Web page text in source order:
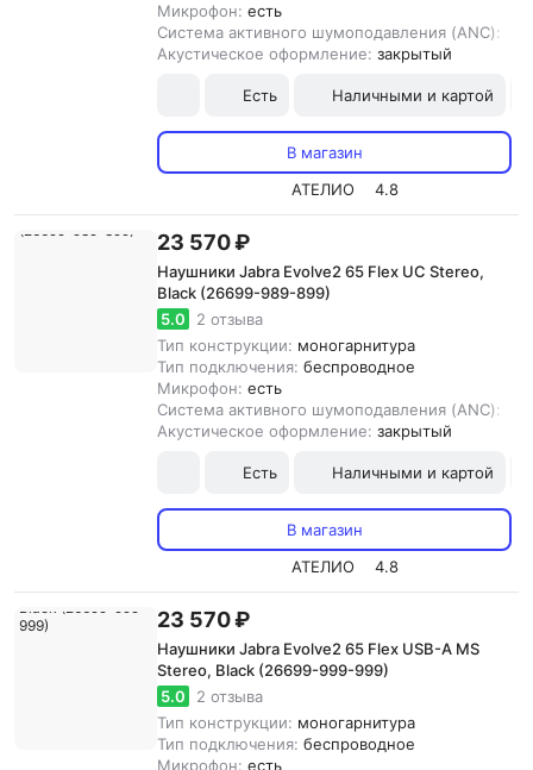
Микрофон: есть
Система активного шумоподавления (ANC):
Акустическое оформление: закрытый
Есть Наличными и картой
В магазин
АТЕЛИО
4.8
23 570 ₽
Наушники Jabra Evolve2 65 Flex UC Stereo,
Black (26699-989-899)
5.0
2 отзыва
Тип конструкции: моногарнитура
Тип подключения: беспроводное
Микрофон: есть
Система активного шумоподавления (ANC):
Акустическое оформление: закрытый
Есть Наличными и картой
В магазин
АТЕЛИО
4.8
23 570 ₽
Наушники Jabra Evolve2 65 Flex USB-A MS
Stereo, Black (26699-999-999)
5.0
2 отзыва
Тип конструкции: моногарнитура
Тип подключения: беспроводное
Микрофон: есть